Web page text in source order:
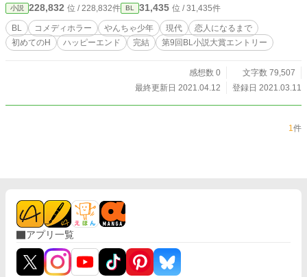
小説 228,832 位 / 228,832件 BL 31,435 位 / 31,435件
BL コメディホラー やんちゃ少年 現代
恋人になるまで
初めてのH
ハッピーエンド 完結 第9回BL小説大賞エントリー
感想数 0
文字数 79,507
最終更新日 2021.04.12
登録日 2021.03.11
1件
アプリ一覧